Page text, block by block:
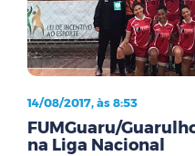
14/08/2017, às 8:53
FUMGuaru/
na Liga Nacional